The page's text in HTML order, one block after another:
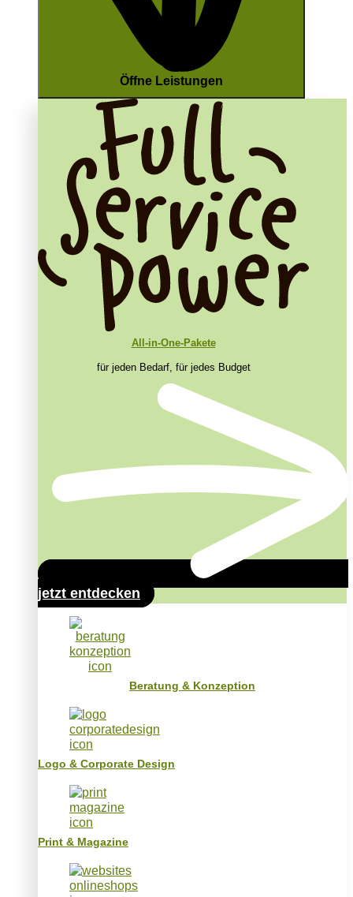
Öffne Leistungen
All-in-One-Pakete
für jeden Bedarf, für jedes Budget
jetzt entdecken
Beratung & Konzeption
Logo & Corporate Design
Print & Magazine